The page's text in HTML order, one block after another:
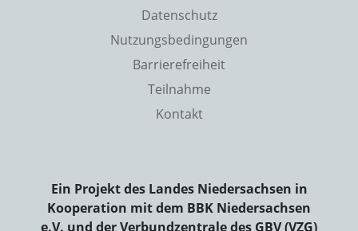
Datenschutz
Nutzungsbedingungen
Barrierefreiheit
Teilnahme
Kontakt
Ein Projekt des Landes Niedersachsen in
Kooperation mit dem BBK Niedersachsen
e.V. und der Verbundzentrale des GBV (VZG)